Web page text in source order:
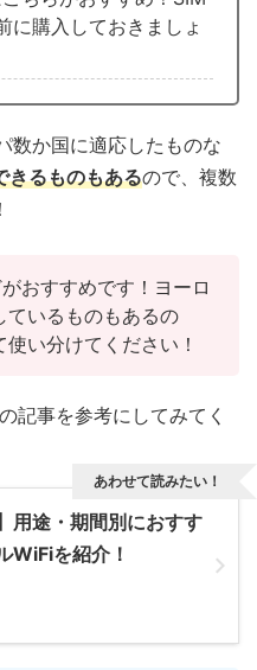
に購入しておきましょ
数か国に適応したものな
きるものもあるので、複数
おすすめです！ヨーロ
ているものもあるの
い分けてください！
記事を参考にしてみてく
用途・期間別におすす
WiFiを紹介！
あわせて読みたい！